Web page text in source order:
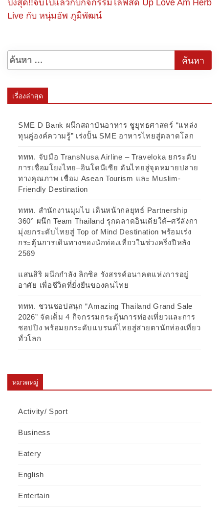
ปังสุด!!จบไปแล้วกับกิจกรรมไลฟ์สด Up Love Am Herb
Live กับ หนุ่มอัพ ภูมิพัฒน์
เรื่องล่าสุด
SME D Bank ผนึกสถาบันอาหาร ชูยุทธศาสตร์ “แหล่ง
ทุนคู่องค์ความรู้” เร่งปั้น SME อาหารไทยสู่ตลาดโลก
ททท. จับมือ TransNusa Airline – Traveloka ยกระดับ
การเชื่อมโยงไทย–อินโดนีเซีย ดันไทยสู่จุดหมายปลาย
ทางคุณภาพ เชื่อม Asean Tourism และ Muslim-
Friendly Destination
ททท. สำนักงานมุมไบ เดินหน้ากลยุทธ์ Partnership
360° ผนึก Team Thailand รุกตลาดอินเดียใต้–ศรีลังกา
มุ่งยกระดับไทยสู่ Top of Mind Destination พร้อมเร่ง
กระตุ้นการเดินทางของนักท่องเที่ยวในช่วงครึ่งปีหลัง
2569
แสนสิริ ผนึกกำลัง ลิกซิล รังสรรค์อนาคตแห่งการอยู่
อาศัย เพื่อชีวิตที่ยั่งยืนของคนไทย
ททท. ชวนชอปสนุก “Amazing Thailand Grand Sale
2026” จัดเต็ม 4 กิจกรรมกระตุ้นการท่องเที่ยวและการ
ชอปปิง พร้อมยกระดับแบรนด์ไทยสู่สายตานักท่องเที่ยว
ทั่วโลก
หมวดหมู่
Activity/ Sport
Business
Eatery
English
Entertain